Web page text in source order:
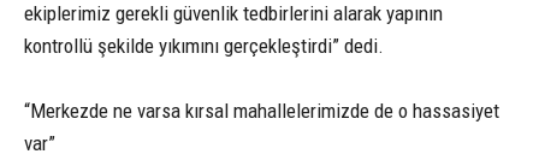
ekiplerimiz gerekli güvenlik tedbirlerini alarak yapının
kontrollü şekilde yıkımını gerçekleştirdi” dedi.
“Merkezde ne varsa kırsal mahallelerimizde de o hassasiyet
var”